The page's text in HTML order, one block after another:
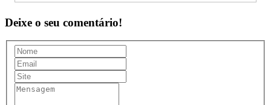
Deixe o seu comentário!